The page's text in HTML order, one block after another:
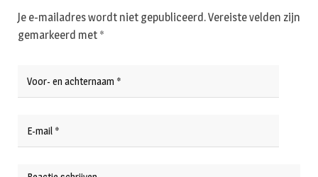
Je e-mailadres wordt niet gepubliceerd.Vereiste velden zijn
gemarkeerd met *